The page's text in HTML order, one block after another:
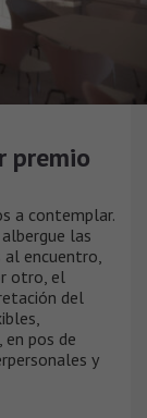
premio
a contemplar.
las
encuentro,
otro, el
del
en pos de
y